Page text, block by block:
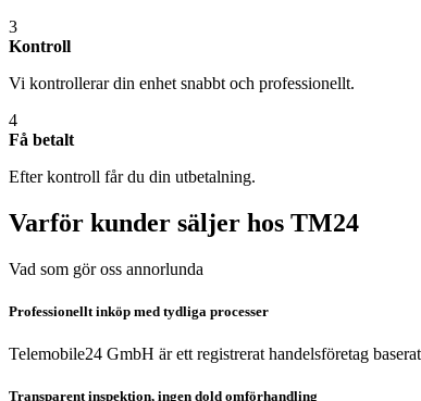
3
Kontroll
Vi kontrollerar din enhet snabbt och professionellt.
4
Få betalt
Efter kontroll får du din utbetalning.
Varför kunder säljer hos TM24
Vad som gör oss annorlunda
Professionellt inköp med tydliga processer
Telemobile24 GmbH är ett registrerat handelsföretag
Transparent inspektion, ingen dold omförhandling